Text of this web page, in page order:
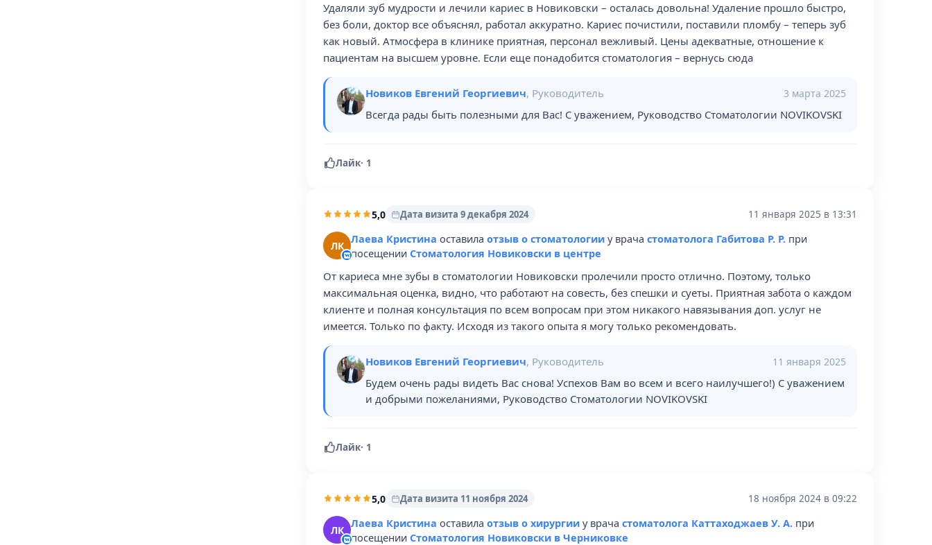
Удаляли зуб мудрости и лечили кариес в Новиковски – осталась довольна! Удаление прошло быстро,
без боли, доктор все объяснял, работал аккуратно. Кариес почистили, поставили пломбу – теперь зуб
как новый. Атмосфера в клинике приятная, персонал вежливый. Цены адекватные, отношение к
пациентам на высшем уровне. Если еще понадобится стоматология – вернусь сюда
Новиков Евгений Георгиевич, Руководитель 3 марта 2025
Всегда рады быть полезными для Вас! С уважением, Руководство Стоматологии NOVIKOVSKI
Лайк· 1
5,0 Дата визита 9 декабря 2024 11 января 2025 в 13:31
ЛК Лаева Кристина оставила отзыв о стоматологии у врача стоматолога Габитова Р. Р. при
посещении Стоматология Новиковски в центре
От кариеса мне зубы в стоматологии Новиковски пролечили просто отлично. Поэтому, только
максимальная оценка, видно, что работают на совесть, без спешки и суеты. Приятная забота о каждом
клиенте и полная консультация по всем вопросам при этом никакого навязывания доп. услуг не
имеется. Только по факту. Исходя из такого опыта я могу только рекомендовать.
Новиков Евгений Георгиевич, Руководитель 11 января 2025
Будем очень рады видеть Вас снова! Успехов Вам во всем и всего наилучшего!) C уважением
и добрыми пожеланиями, Руководство Стоматологии NOVIKOVSKI
Лайк· 1
5,0 Дата визита 11 ноября 2024 18 ноября 2024 в 09:22
ЛК Лаева Кристина оставила отзыв о хирургии у врача стоматолога Каттаходжаев У. А. при
посещении Стоматология Новиковски в Черниковке